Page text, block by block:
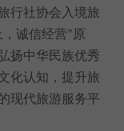
行社协会入境旅
诚信经营”原
扬中华民族优秀
化认知，提升旅
现代旅游服务平